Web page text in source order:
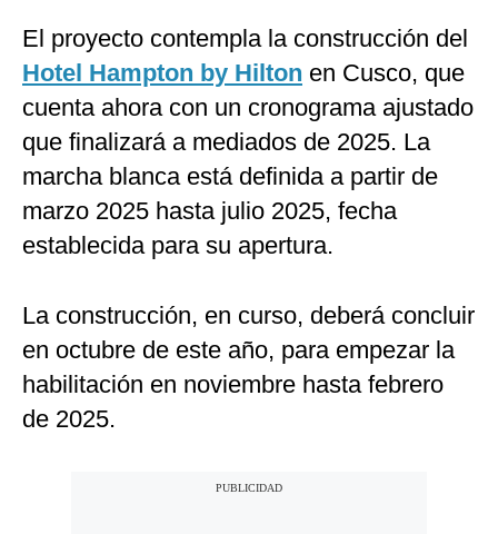
El proyecto contempla la construcción del
Hotel Hampton by Hilton en Cusco, que
cuenta ahora con un cronograma ajustado
que finalizará a mediados de 2025. La
marcha blanca está definida a partir de
marzo 2025 hasta julio 2025, fecha
establecida para su apertura.
La construcción, en curso, deberá concluir
en octubre de este año, para empezar la
habilitación en noviembre hasta febrero
de 2025.